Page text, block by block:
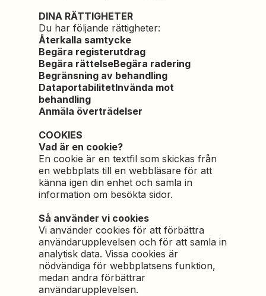
DINA RÄTTIGHETER
Du har följande rättigheter:
Återkalla samtycke
Begära registerutdrag
Begära rättelseBegära radering
Begränsning av behandling
DataportabilitetInvända mot
behandling
Anmäla överträdelser
COOKIES
Vad är en cookie?
En cookie är en textfil som skickas från
en webbplats till en webbläsare för att
känna igen din enhet och samla in
information om besökta sidor.
Så använder vi cookies
Vi använder cookies för att förbättra
användarupplevelsen och för att samla in
analytisk data. Vissa cookies är
nödvändiga för webbplatsens funktion,
medan andra förbättrar
användarupplevelsen.